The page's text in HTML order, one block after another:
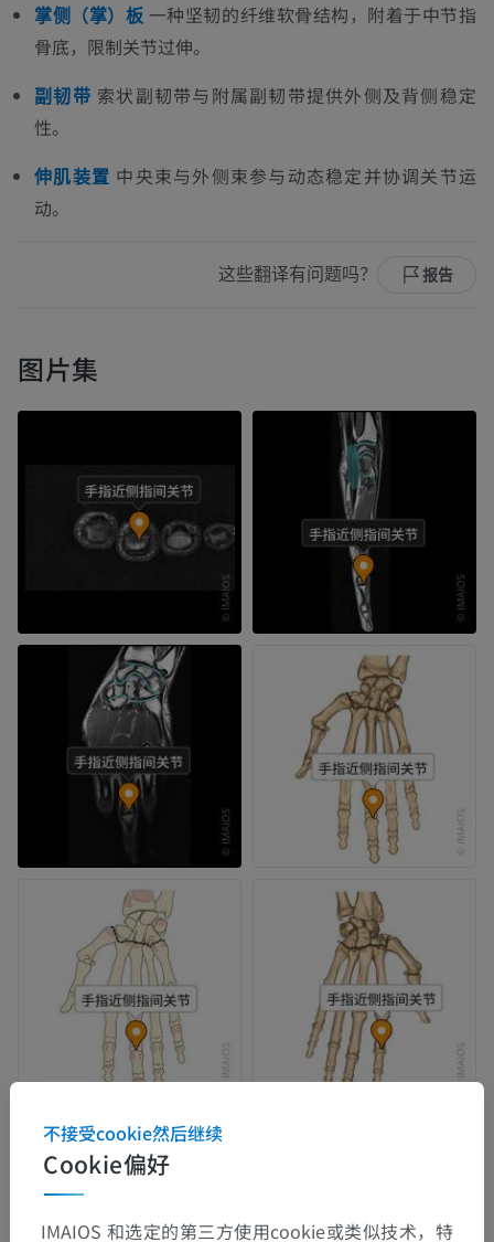
掌侧（掌）板 一种坚韧的纤维软骨结构，附着于中节指
骨底，限制关节过伸。
副韧带 索状副韧带与附属副韧带提供外侧及背侧稳定
性。
伸肌装置 中央束与外侧束参与动态稳定并协调关节运
动。
这些翻译有问题吗？ 报告
图片集
Cookie偏好
不接受cookie然后继续
IMAIOS 和选定的第三方使用cookie或类似技术，特